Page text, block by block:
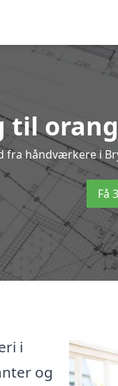
til
fra håndværkere i
Få
i
og